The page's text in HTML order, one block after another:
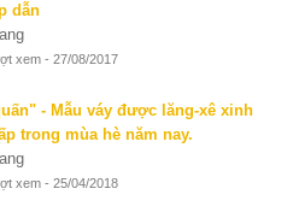
dẫn
xem - 27/08/2017
- Mẫu váy được lăng-xê xinh
trong mùa hè năm nay.
xem - 25/04/2018